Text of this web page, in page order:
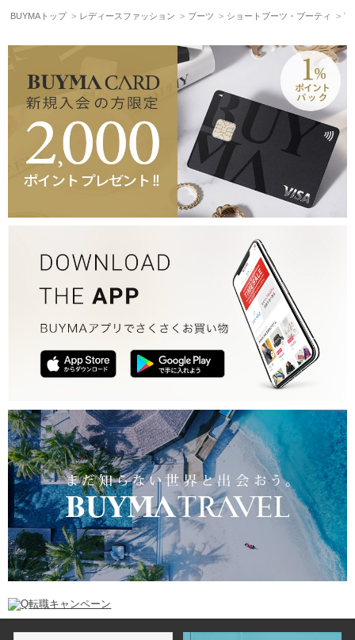
BUYMAトップ レディースファッション ブーツ ショートブーツ・ブーティ